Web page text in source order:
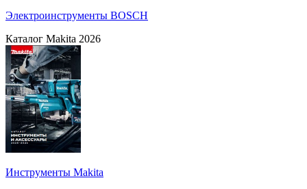
Электроинструменты BOSCH
Каталог Makita 2026
Инструменты Makita